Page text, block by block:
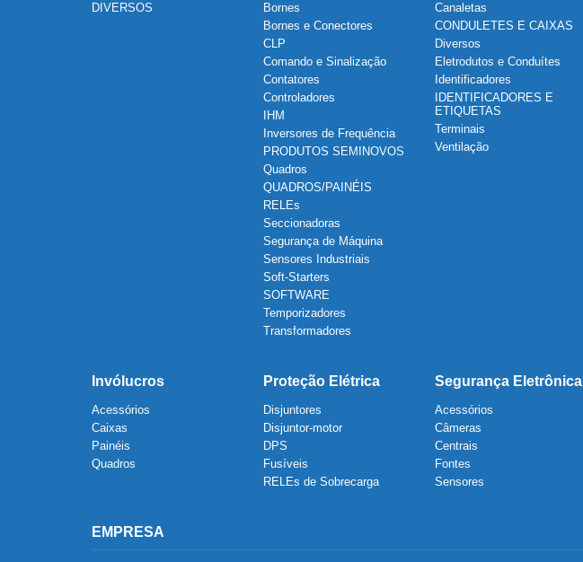
DIVERSOS
Bornes
Bornes e Conectores
CLP
Comando e Sinalização
Contatores
Controladores
IHM
Inversores de Frequência
PRODUTOS SEMINOVOS
Quadros
QUADROS/PAINÉIS
RELEs
Seccionadoras
Segurança de Máquina
Sensores Industriais
Soft-Starters
SOFTWARE
Temporizadores
Transformadores
Canaletas
CONDULETES E CAIXAS
Diversos
Eletrodutos e Conduítes
Identificadores
IDENTIFICADORES E
ETIQUETAS
Terminais
Ventilação
Invólucros
Acessórios
Caixas
Painéis
Quadros
Proteção Elétrica
Disjuntores
Disjuntor-motor
DPS
Fusíveis
RELEs de Sobrecarga
Segurança Eletrônica
Acessórios
Câmeras
Centrais
Fontes
Sensores
EMPRESA